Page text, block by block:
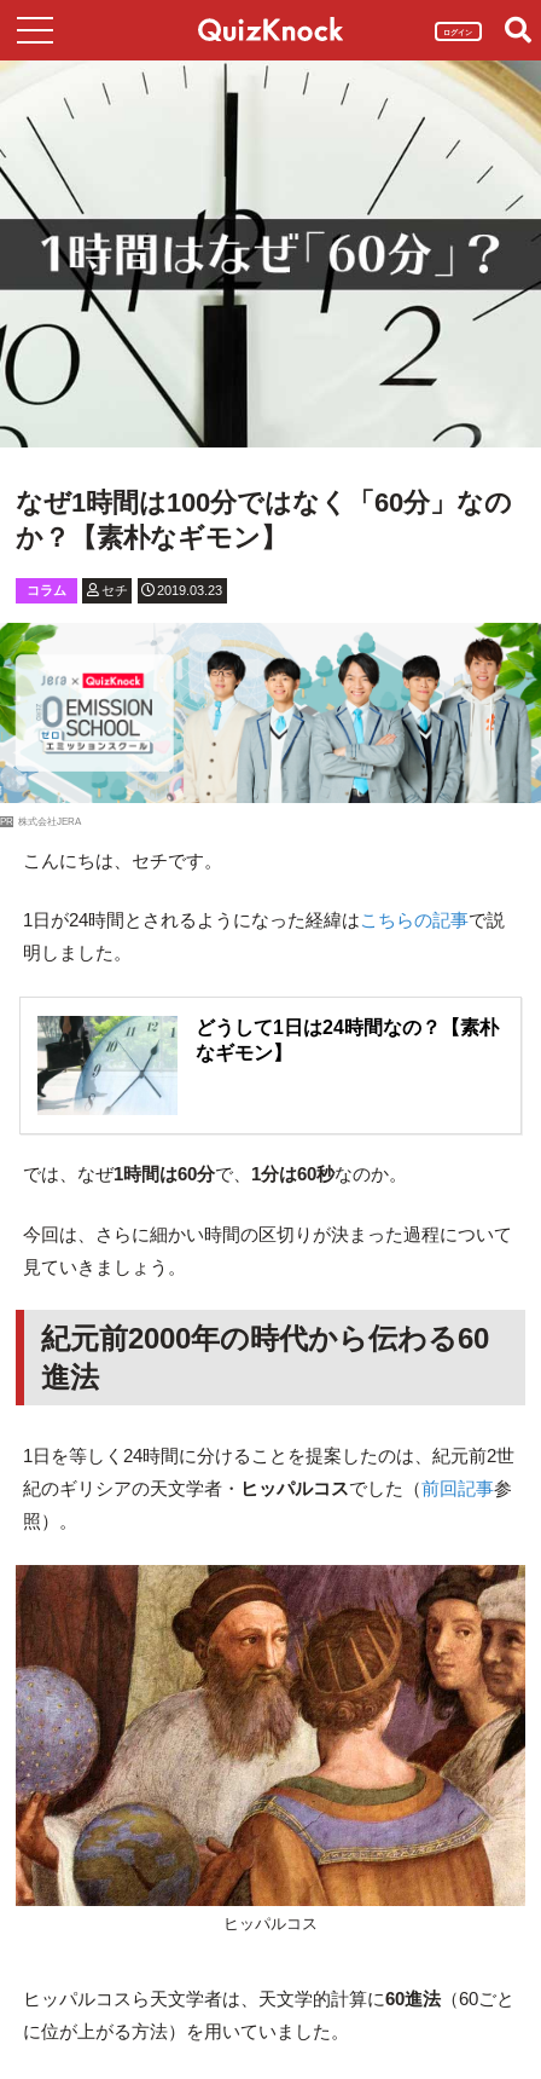
ログイン
なぜ1時間は100分ではなく「60分」なの
か？【素朴なギモン】
コラム セチ 2019.03.23
PR 株式会社JERA
こんにちは、セチです。
1日が24時間とされるようになった経緯はこちらの記事で説
明しました。
どうして1日は24時間なの？【素朴
なギモン】
では、なぜ1時間は60分で、 1分は60秒なのか。
今回は、さらに細かい時間の区切りが決まった過程について
見ていきましょう。
紀元前2000年の時代から伝わる60
進法
1日を等しく24時間に分けることを提案したのは、紀元前2世
紀のギリシアの天文学者・ ヒッパルコスでした（前回記事参
照）。
ヒッパルコス
ヒッパルコスら天文学者は、天文学的計算に60進法（60ごと
に位が上がる方法）を用いていました。